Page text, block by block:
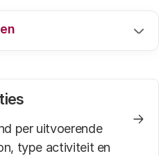
naar de
per uitvoerende
type activiteit en